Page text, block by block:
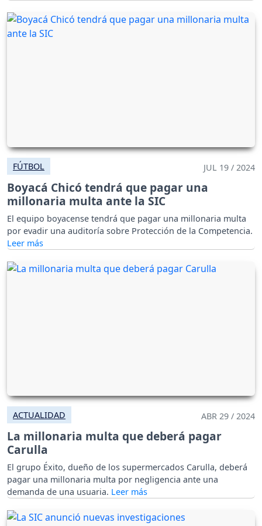
FÚTBOL JUL 19 / 2024
Boyacá Chicó tendrá que pagar una
millonaria multa ante la SIC
El equipo boyacense tendrá que pagar una millonaria multa
por evadir una auditoría sobre Protección de la Competencia.
ACTUALIDAD ABR 29 / 2024
La millonaria multa que deberá pagar
Carulla
El grupo Éxito, dueño de los supermercados Carulla, deberá
pagar una millonaria multa por negligencia ante una
demanda de una usuaria.